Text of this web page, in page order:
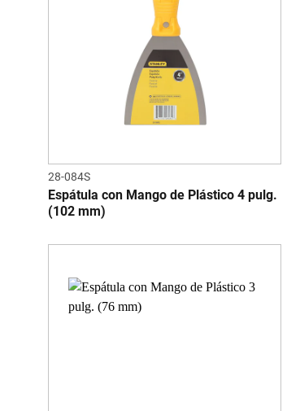
28-084S
Espátula con Mango de Plástico 4 pulg.
(102 mm)